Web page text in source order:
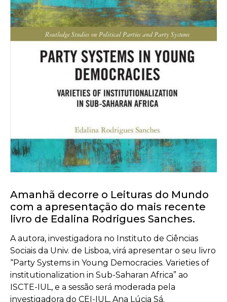
Amanhã decorre o Leituras do Mundo
com a apresentação do mais recente
livro de Edalina Rodrigues Sanches.
A autora, investigadora no Instituto de Ciências
Sociais da Univ. de Lisboa, virá apresentar o seu livro
“Party Systems in Young Democracies. Varieties of
institutionalization in Sub-Saharan Africa” ao
ISCTE-IUL, e a sessão será moderada pela
investigadora do CEI-IUL, Ana Lúcia Sá.